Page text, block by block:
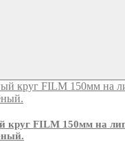
FILM 150мм на